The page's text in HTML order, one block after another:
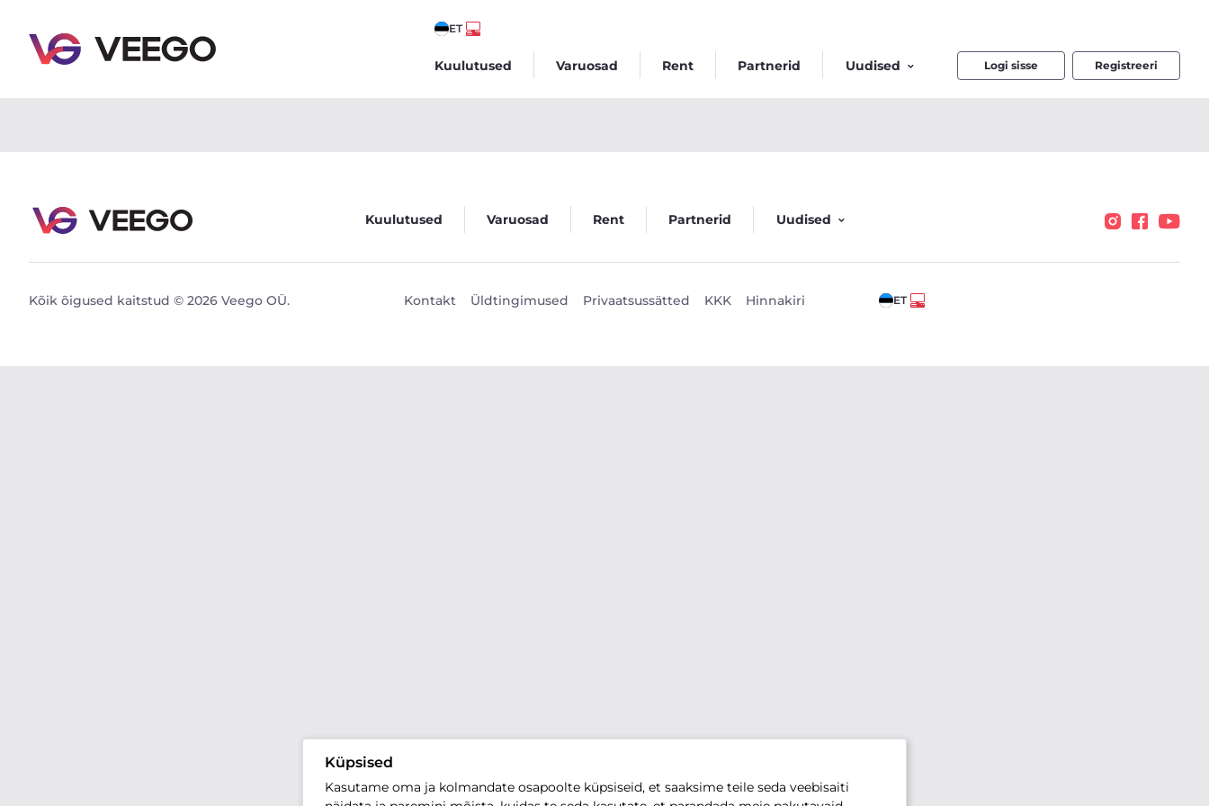
ET
Kuulutused Varuosad Rent Partnerid Uudised Logi sisse Registreeri
Küpsised
Kasutame oma ja kolmandate osapoolte küpsiseid, et saaksime teile seda veebisaiti
Kuulutused Varuosad Rent Partnerid Uudised
Kõik õigused kaitstud © 2026 Veego OÜ. Kontakt Üldtingimused Privaatsussätted KKK Hinnakiri ET